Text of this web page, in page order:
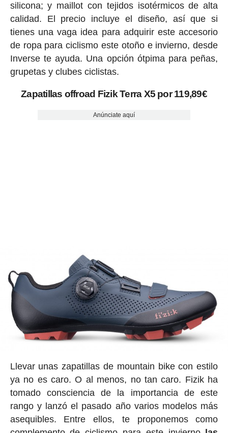
silicona; y maillot con tejidos isotérmicos de alta
calidad. El precio incluye el diseño, así que si
tienes una vaga idea para adquirir este accesorio
de ropa para ciclismo este otoño e invierno, desde
Inverse te ayuda. Una opción ótpima para peñas,
grupetas y clubes ciclistas.
Zapatillas offroad Fizik Terra X5 por 119,89€
Anúnciate aquí
Llevar unas zapatillas de mountain bike con estilo
ya no es caro. O al menos, no tan caro. Fizik ha
tomado consciencia de la importancia de este
rango y lanzó el pasado año varios modelos más
asequibles. Entre ellos, te proponemos como